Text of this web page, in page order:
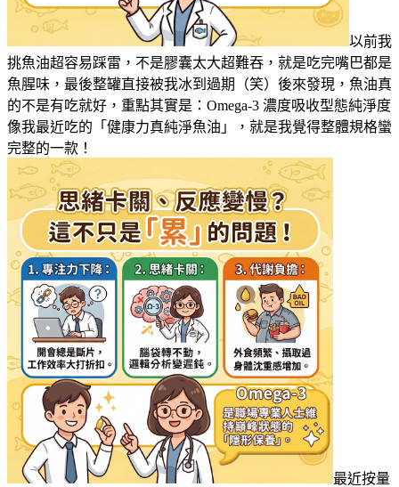
以前我
挑魚油超容易踩雷，不是膠囊太大超難吞，就是吃完嘴巴都是
魚腥味，最後整罐直接被我冰到過期（笑）後來發現，魚油真
的不是有吃就好，重點其實是：Omega-3 濃度吸收型態純淨度
像我最近吃的「健康力真純淨魚油」，就是我覺得整體規格蠻
完整的一款！
最近按量